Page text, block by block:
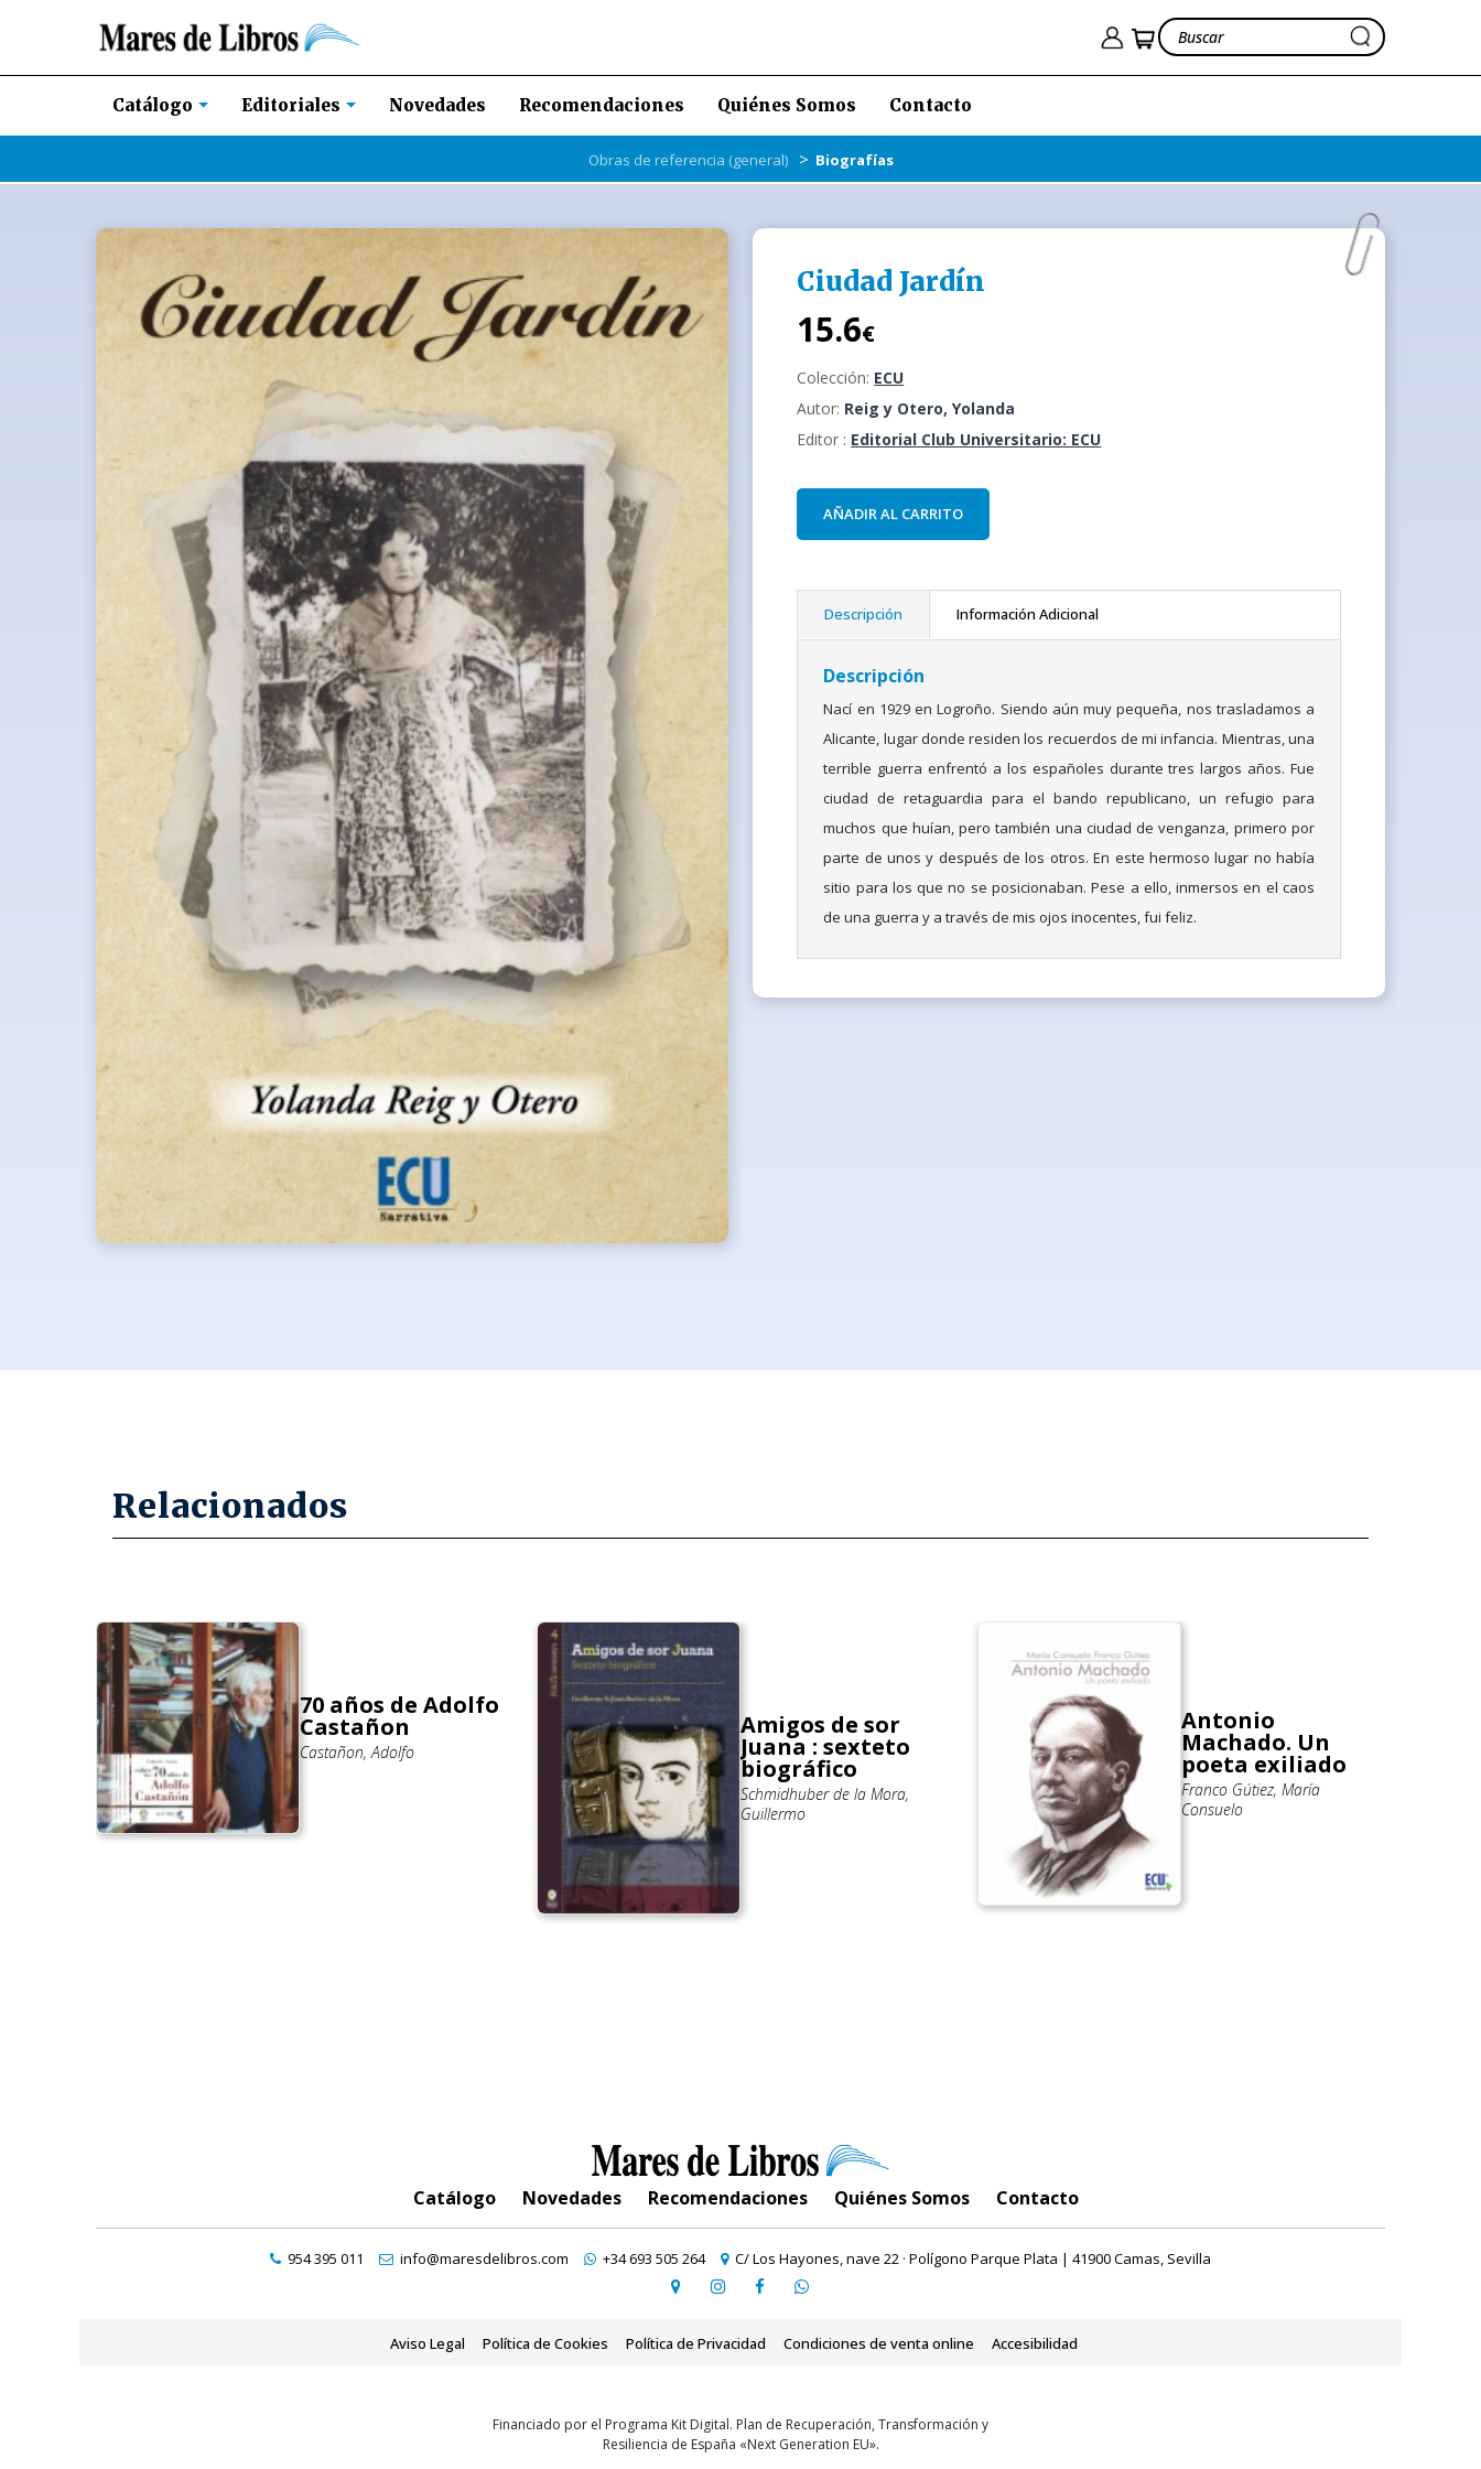
Catálogo Editoriales Novedades Recomendaciones Quiénes Somos Contacto
Obras de referencia (general) > Biografías
Ciudad Jardín
15.6€
Colección: ECU
Autor: Reig y Otero, Yolanda
Editor : Editorial Club Universitario: ECU
AÑADIR AL CARRITO
Descripción Información Adicional
Descripción
Nací en 1929 en Logroño. Siendo aún muy pequeña, nos trasladamos a
Alicante, lugar donde residen los recuerdos de mi infancia. Mientras, una
terrible guerra enfrentó a los españoles durante tres largos años. Fue
ciudad de retaguardia para el bando republicano, un refugio para
muchos que huían, pero también una ciudad de venganza, primero por
parte de unos y después de los otros. En este hermoso lugar no había
sitio para los que no se posicionaban. Pese a ello, inmersos en el caos
de una guerra y a través de mis ojos inocentes, fui feliz.
Relacionados
70 años de Adolfo
Castañon
Castañon, Adolfo
Amigos de sor
Juana : sexteto
biográfico
Schmidhuber de la Mora,
Guillermo
Antonio
Machado. Un
poeta exiliado
Franco Gútiez, María
Consuelo
Catálogo Novedades Recomendaciones Quiénes Somos Contacto
954 395 011 info@maresdelibros.com +34 693 505 264 C/ Los Hayones, nave 22 · Polígono Parque Plata | 41900 Camas, Sevilla
Aviso Legal Política de Cookies Política de Privacidad Condiciones de venta online Accesibilidad
Financiado por el Programa Kit Digital. Plan de Recuperación, Transformación y
Resiliencia de España «Next Generation EU».